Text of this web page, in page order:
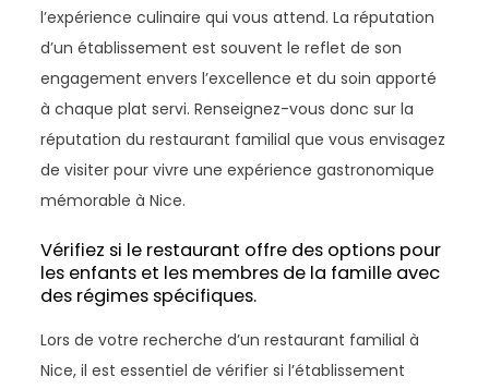
l’expérience culinaire qui vous attend. La réputation
d’un établissement est souvent le reflet de son
engagement envers l’excellence et du soin apporté
à chaque plat servi. Renseignez-vous donc sur la
réputation du restaurant familial que vous envisagez
de visiter pour vivre une expérience gastronomique
mémorable à Nice.
Vérifiez si le restaurant offre des options pour
les enfants et les membres de la famille avec
des régimes spécifiques.
Lors de votre recherche d’un restaurant familial à
Nice, il est essentiel de vérifier si l’établissement